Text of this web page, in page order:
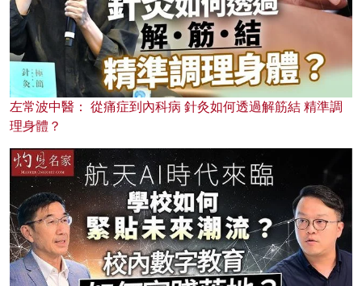
左常波中醫： 從痛症到內科病 針灸如何透過解筋結 精準調
理身體？